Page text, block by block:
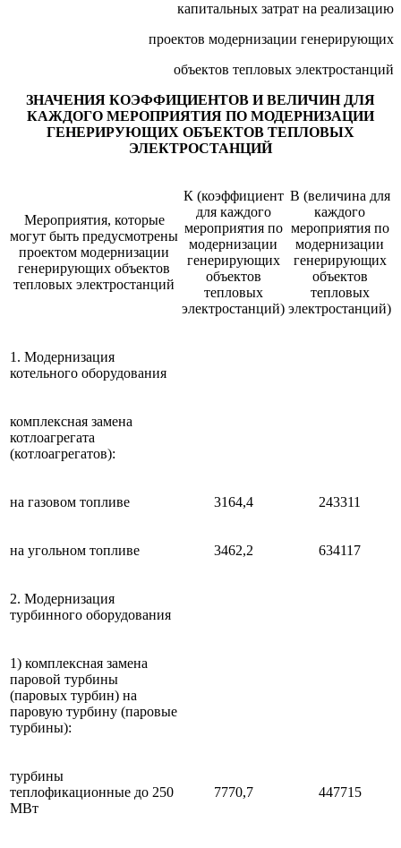
капитальных затрат на реализацию
проектов модернизации генерирующих
объектов тепловых электростанций
ЗНАЧЕНИЯ КОЭФФИЦИЕНТОВ И ВЕЛИЧИН ДЛЯ
КАЖДОГО МЕРОПРИЯТИЯ ПО МОДЕРНИЗАЦИИ
ГЕНЕРИРУЮЩИХ ОБЪЕКТОВ ТЕПЛОВЫХ
ЭЛЕКТРОСТАНЦИЙ
Мероприятия, которые
могут быть предусмотрены
проектом модернизации
генерирующих объектов
тепловых электростанций
К (коэффициент
для каждого
мероприятия по
модернизации
генерирующих
объектов
тепловых
электростанций)
В (величина для
каждого
мероприятия по
модернизации
генерирующих
объектов
тепловых
электростанций)
1. Модернизация
котельного оборудования
комплексная замена
котлоагрегата
(котлоагрегатов):
на газовом топливе 3164,4 243311
на угольном топливе 3462,2 634117
2. Модернизация
турбинного оборудования
1) комплексная замена
паровой турбины
(паровых турбин) на
паровую турбину (паровые
турбины):
турбины
теплофикационные до 250
МВт
7770,7 447715